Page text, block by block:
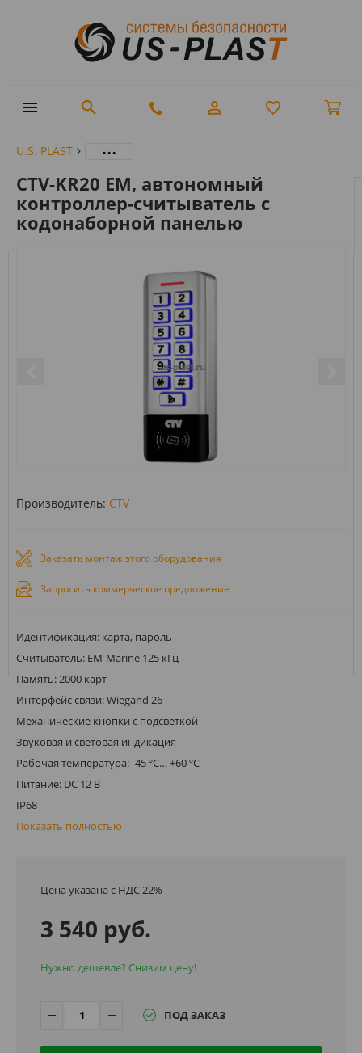
U.S. PLAST ...
CTV-KR20 EM, автономный
контроллер-считыватель с
кодонаборной панелью
Производитель: CTV
Заказать монтаж этого оборудования
Запросить коммерческое предложение
Идентификация: карта, пароль
Считыватель: EM-Marine 125 кГц
Память: 2000 карт
Интерфейс связи: Wiegand 26
Механические кнопки с подсветкой
Звуковая и световая индикация
Рабочая температура: -45 ºC… +60 ºC
Питание: DC 12 В
IP68
Показать полностью
Цена указана с НДС 22%
3 540 руб.
Нужно дешевле? Снизим цену!
ПОД ЗАКАЗ